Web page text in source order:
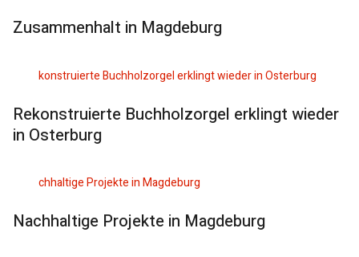
Zusammenhalt in Magdeburg
Rekonstruierte Buchholzorgel erklingt wieder
in Osterburg
Nachhaltige Projekte in Magdeburg